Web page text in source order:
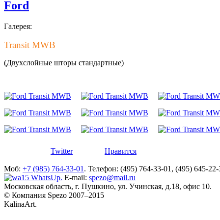
Ford
Галерея:
Transit MWB
(Двухслойные шторы стандартные)
Twitter Нравится
Моб: +7 (985) 764-33-01 . Телефон: (495) 764-33-01, (495) 645-22-
WhatsUp. E-mail: spezo@mail.ru
Московская область, г. Пушкино, ул. Учинская, д.18, офис 10.
© Компания Spezo 2007–2015
KalinaArt.